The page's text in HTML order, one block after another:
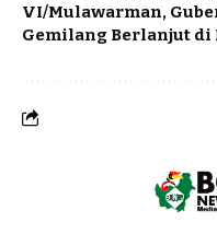
VI/Mulawarman,
Gemilang Berlanjut di